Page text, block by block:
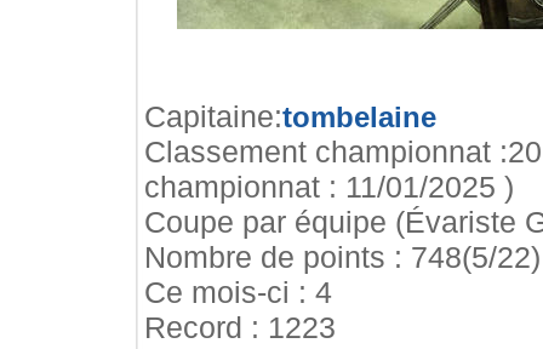
Capitaine:tombelaine
Classement championnat
championnat : 11/01/2025 )
Coupe par équipe (Évariste
Nombre de points : 748(5/22)
Ce mois-ci : 4
Record : 1223